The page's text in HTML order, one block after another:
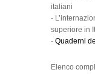
italiani
-
superiore in
- Quaderni
Elenco